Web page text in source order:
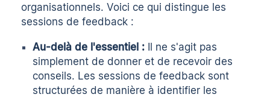
organisationnels. Voici ce qui distingue les
sessions de feedback :
Au-delà de l'essentiel : Il ne s'agit pas
simplement de donner et de recevoir des
conseils. Les sessions de feedback sont
structurées de manière à identifier les